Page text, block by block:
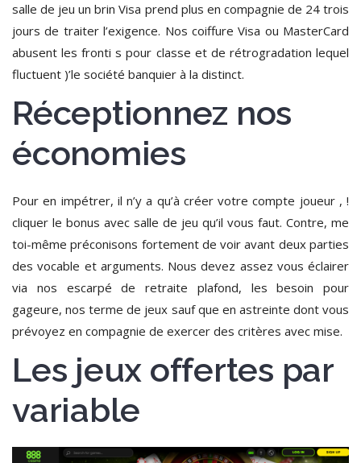
salle de jeu un brin Visa prend plus en compagnie de 24 trois
jours de traiter l’exigence. Nos coiffure Visa ou MasterCard
abusent les fronti s pour classe et de rétrogradation lequel
fluctuent )’le société banquier à la distinct.
Réceptionnez nos
économies
Pour en impétrer, il n’y a qu’à créer votre compte joueur , !
cliquer le bonus avec salle de jeu qu’il vous faut. Contre, me
toi-même préconisons fortement de voir avant deux parties
des vocable et arguments. Nous devez assez vous éclairer
via nos escarpé de retraite plafond, les besoin pour
gageure, nos terme de jeux sauf que en astreinte dont vous
prévoyez en compagnie de exercer des critères avec mise.
Les jeux offertes par
variable